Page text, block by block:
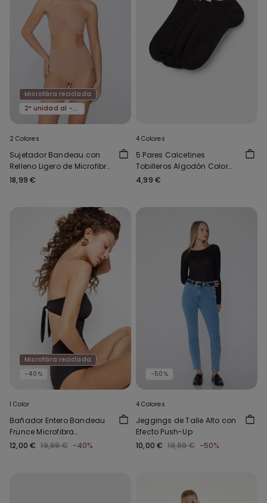
Microfibra reciclada
2ª unidad al -50%
2 Colores
Sujetador Bandeau con
Relleno Ligero de Microfibra
Reciclada Full Coverage
18,99 €
4 Colores
5 Pares Calcetines
Tobilleros Algodón Color
Liso Unisex
4,99 €
Microfibra reciclada
-40%
1 Color
Bañador Entero Bandeau
Frunce Microfibra
Reciclada
12,00 € 19,99 € -40%
-50%
4 Colores
Jeggings de Talle Alto con
Efecto Push-Up
10,00 € 19,99 € -50%